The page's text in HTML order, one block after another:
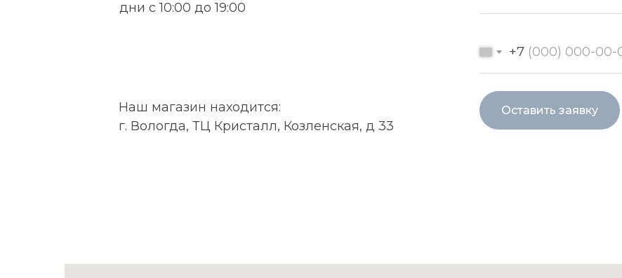
+7
Оставить заявку
дни с 10:00 до 19:00
Наш магазин находится:
г. Вологда, ТЦ Кристалл, Козленская, д 33